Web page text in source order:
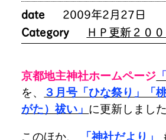
date
2009年2月27日
Category
ＨＰ更新２０
京都地主神社ホームページ
を、
３月号「ひな祭り」「
がた）祓い」 に更新しました
このほか、 「神社だより」